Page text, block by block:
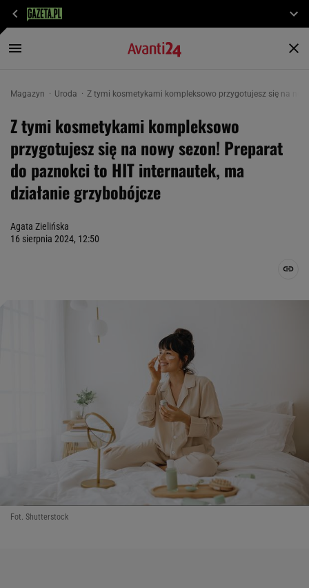
Magazyn Uroda Z tymi kosmetykami kompleksowo przygotujesz się na
Z tymi kosmetykami kompleksowo
przygotujesz się na nowy sezon! Preparat
do paznokci to HIT internautek, ma
działanie grzybobójcze
Agata Zielińska
16 sierpnia 2024, 12:50
Fot. Shutterstock